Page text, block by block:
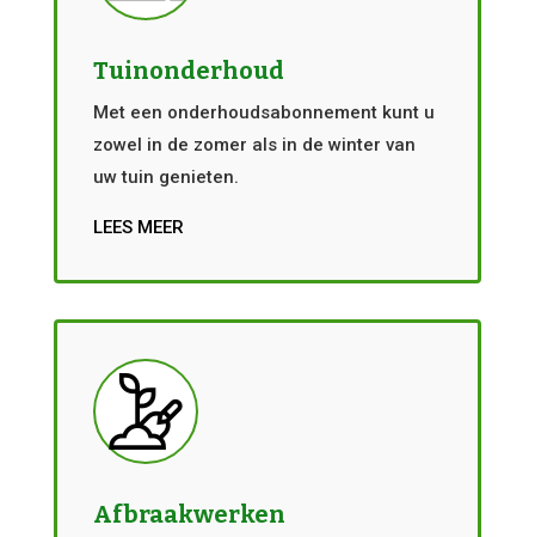
Tuinonderhoud
Met een onderhoudsabonnement kunt u
zowel in de zomer als in de winter van
uw tuin genieten.
LEES MEER
Afbraakwerken